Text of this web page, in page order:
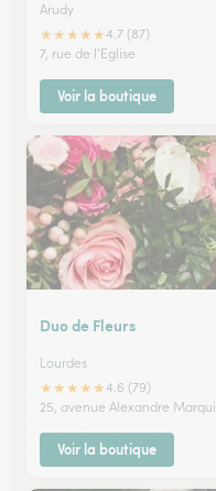
Arudy
★★★★★4.7 (87)
7, rue de l'Eglise
Voir la boutique
Duo de Fleurs
Lourdes
★★★★★4.6 (79)
25, avenue Alexandre Marqui
Voir la boutique